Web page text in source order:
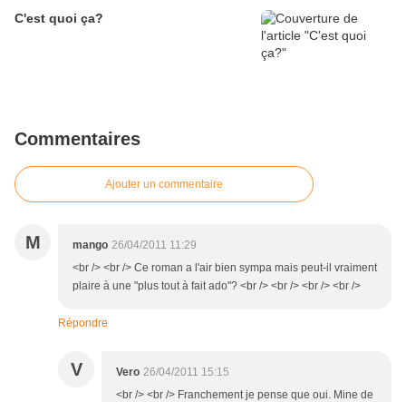
C'est quoi ça?
Commentaires
Ajouter un commentaire
M mango 26/04/2011 11:29
<br /> <br /> Ce roman a l'air bien sympa mais peut-il vraiment
plaire à une "plus tout à fait ado"? <br /> <br /> <br /> <br />
Répondre
V Vero 26/04/2011 15:15
<br /> <br /> Franchement je pense que oui. Mine de